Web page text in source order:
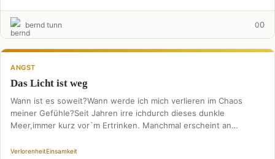
bernd tunn 00
ANGST
Das Licht ist weg
Wann ist es soweit?Wann werde ich mich verlieren im Chaos
meiner Gefühle?Seit Jahren irre ichdurch dieses dunkle
Meer,immer kurz vor`m Ertrinken. Manchmal erscheint an
VerlorenheitEinsamkeit